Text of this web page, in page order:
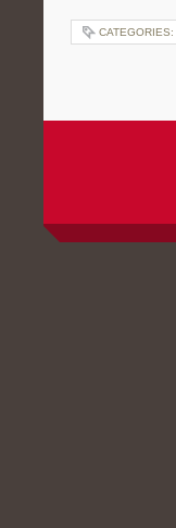
CATEGORIES: